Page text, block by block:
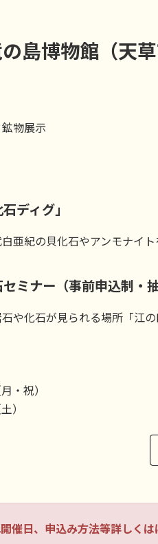
島博物館（天草
物展示
ディグ」
亜紀の貝化石やアンモナイ
ミナー（事前申込制・抽
や化石が見られる場所「江
・祝）
）
催日、申込み方法等詳しく